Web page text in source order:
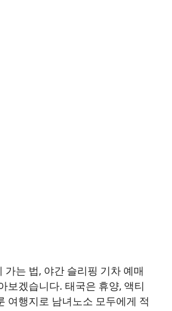
가는 법, 야간 슬리핑 기차 예매
보겠습니다. 태국은 휴양, 액티
여행지로 남녀노소 모두에게 적